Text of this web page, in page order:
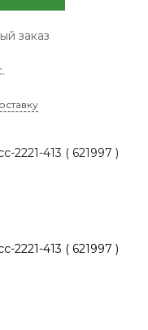
заказ
2221-413 ( 621997 )
2221-413 ( 621997 )